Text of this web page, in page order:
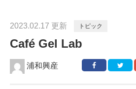
2023.02.17 更新 トピック
Café Gel Lab
浦和興産